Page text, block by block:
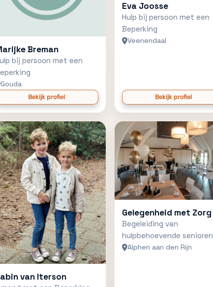
Breman
bij persoon met een
Gouda
Bekijk profiel
Eva Joosse
Hulp bij persoon met een
Beperking
Veenendaal
Bekijk profiel
van Iterson
Gelegenheid met Zorg
Begeleiding van
hulpbehoevende senioren
rondom jubilea
Alphen aan den Rijn